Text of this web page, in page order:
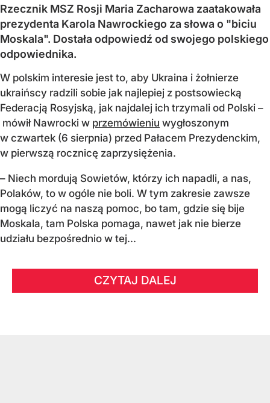
Rzecznik MSZ Rosji Maria Zacharowa zaatakowała
prezydenta Karola Nawrockiego za słowa o "biciu
Moskala". Dostała odpowiedź od swojego polskiego
odpowiednika.
W polskim interesie jest to, aby Ukraina i żołnierze
ukraińscy radzili sobie jak najlepiej z postsowiecką
Federacją Rosyjską, jak najdalej ich trzymali od Polski –
mówił Nawrocki w przemówieniu wygłoszonym
w czwartek (6 sierpnia) przed Pałacem Prezydenckim,
w pierwszą rocznicę zaprzysiężenia.
– Niech mordują Sowietów, którzy ich napadli, a nas,
Polaków, to w ogóle nie boli. W tym zakresie zawsze
mogą liczyć na naszą pomoc, bo tam, gdzie się bije
Moskala, tam Polska pomaga, nawet jak nie bierze
udziału bezpośrednio w tej...
CZYTAJ DALEJ